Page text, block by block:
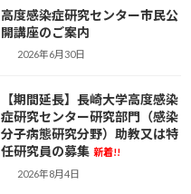
高度感染症研究センター市民公
開講座のご案内
2026年6月30日
【期間延長】長崎大学高度感染
症研究センター研究部門（感染
分子病態研究分野）助教又は特
任研究員の募集 新着!!
2026年8月4日